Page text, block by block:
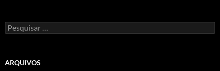
Pesquisar
por:
ARQUIVOS